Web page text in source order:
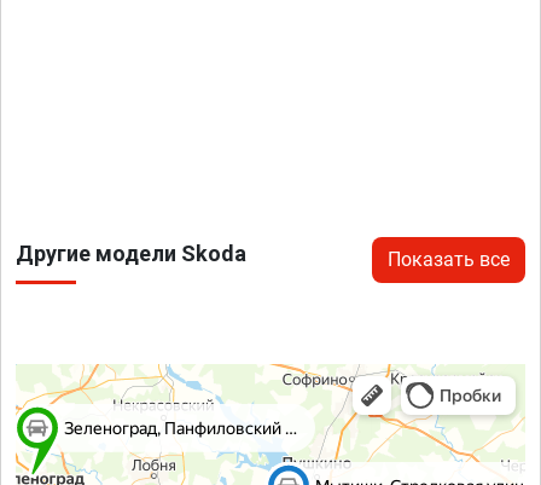
Другие модели Skoda Показать все